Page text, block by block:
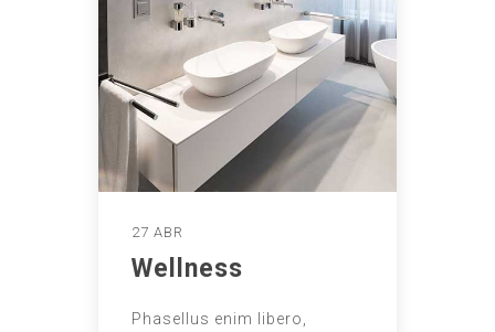
27 ABR
Wellness
Phasellus enim libero,